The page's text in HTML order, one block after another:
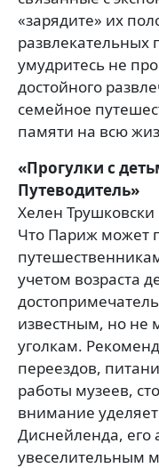
«зарядите» их
умудритесь не
достойного
семейное
памяти на всю
«Прогулки с
Путеводитель»
Хелен Трушковски
Что Париж может
учетом возраста
известным, но не
уголкам.
переездов,
работы музеев,
внимание
Диснейленда, его
увеселительным